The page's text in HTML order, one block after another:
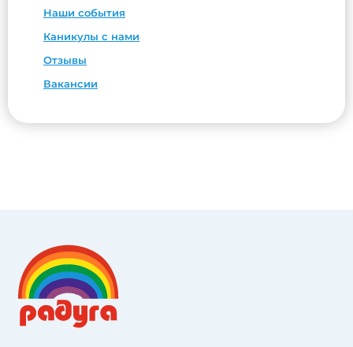
Наши события
Каникулы с нами
Отзывы
Вакансии